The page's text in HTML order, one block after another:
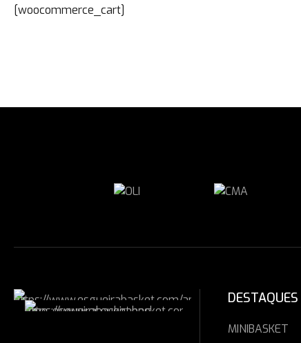
[woocommerce_cart]
DESTAQUES
MINIBASKET